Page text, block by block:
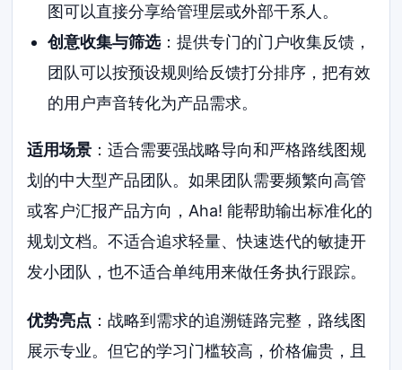
图可以直接分享给管理层或外部干系人。
创意收集与筛选：提供专门的门户收集反馈，
团队可以按预设规则给反馈打分排序，把有效
的用户声音转化为产品需求。
适用场景 ：适合需要强战略导向和严格路线图规
划的中大型产品团队。如果团队需要频繁向高管
或客户汇报产品方向，Aha! 能帮助输出标准化的
规划文档。不适合追求轻量、快速迭代的敏捷开
发小团队，也不适合单纯用来做任务执行跟踪。
优势亮点 ：战略到需求的追溯链路完整，路线图
展示专业。但它的学习门槛较高，价格偏贵，且